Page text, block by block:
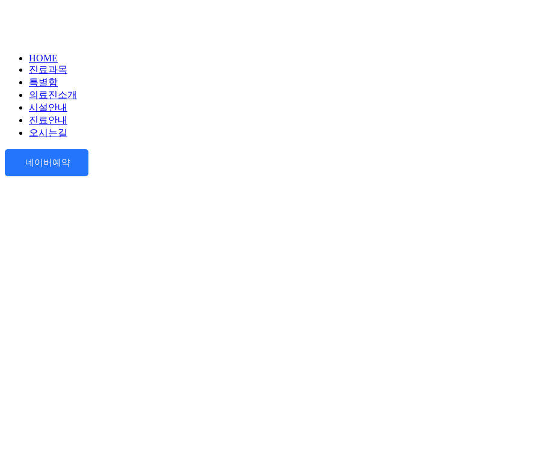
HOME
진료과목
특별함
의료진소개
시설안내
진료안내
오시는길
네이버예약